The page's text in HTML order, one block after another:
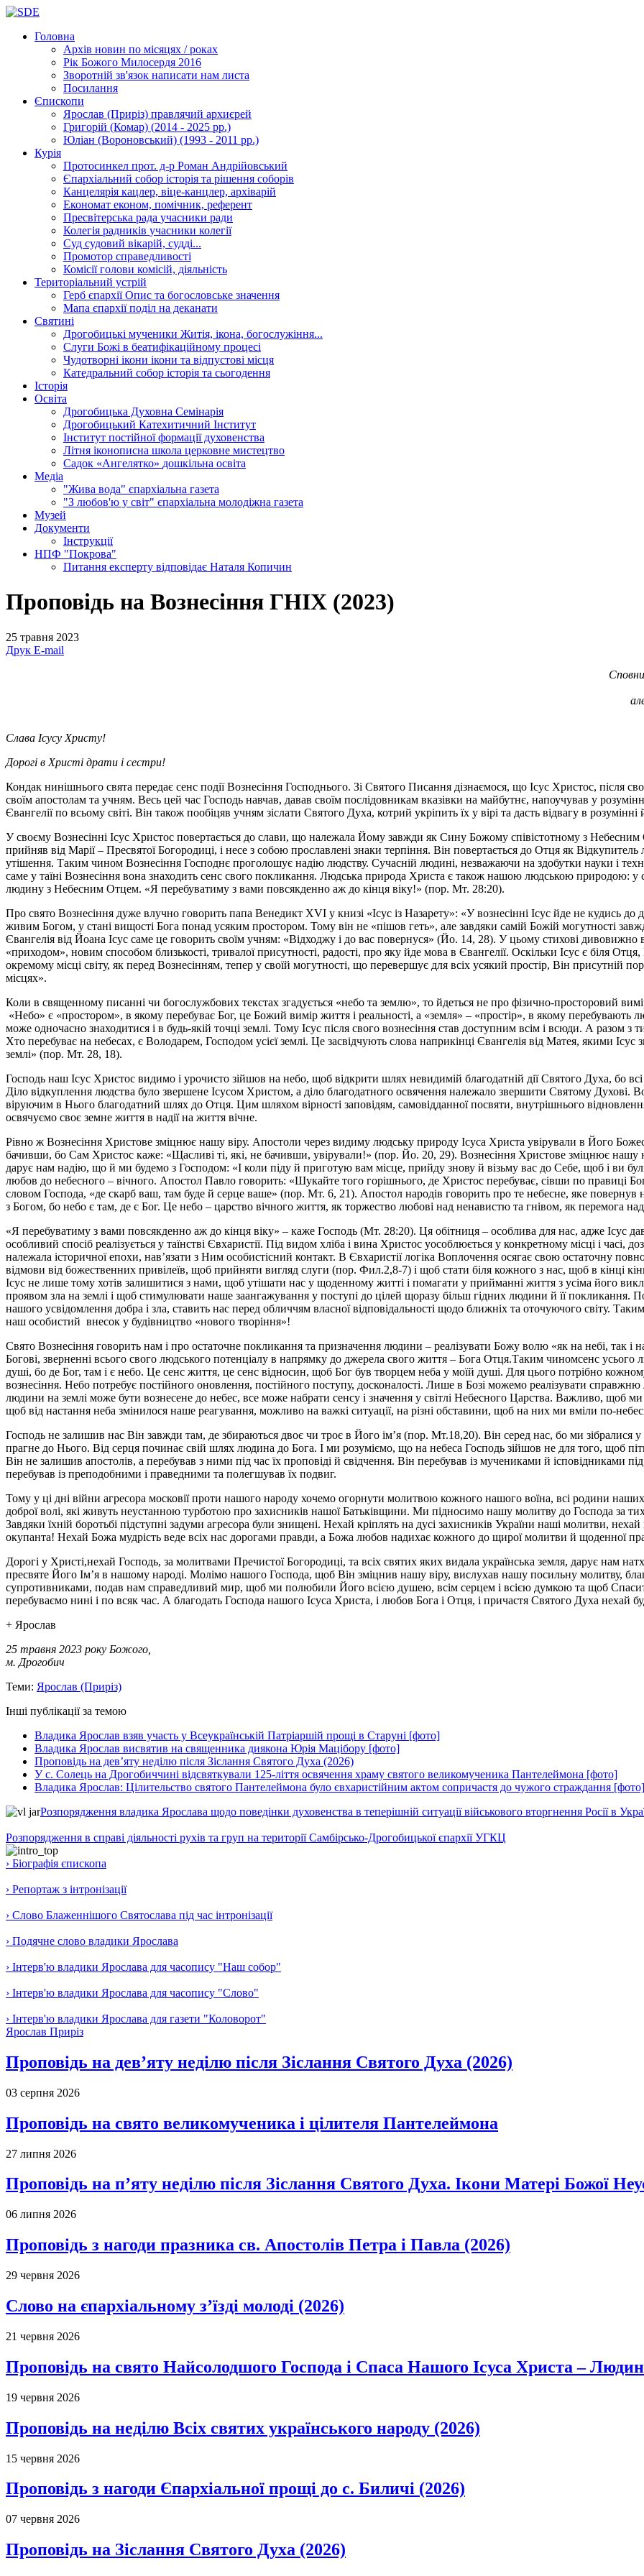
Головна
Архів новин по місяцях / роках
Рік Божого Милосердя 2016
Зворотній зв'язок написати нам листа
Посилання
Єпископи
Ярослав (Приріз) правлячий архиєрей
Григорій (Комар) (2014 - 2025 рр.)
Юліан (Вороновський) (1993 - 2011 рр.)
Курія
Протосинкел прот. д-р Роман Андрійовський
Єпархіальний собор історія та рішення соборів
Канцелярія кацлер, віце-канцлер, архіварій
Економат економ, помічник, референт
Пресвітерська рада учасники ради
Колегія радників учасники колегії
Суд судовий вікарій, судді...
Промотор справедливості
Комісіїголови комісій, діяльність
Територіальний устрій
Герб єпархіїОпис та богословське значення
Мапа єпархіїподіл на деканати
Святині
Дрогобицькі мученики Житія, ікона, богослужіння...
Слуги Божі в беатифікаційному процесі
Чудотворні ікони ікони та відпустові місця
Катедральний собор історія та сьогодення
Історія
Освіта
Дрогобицька Духовна Семінарія
Дрогобицький Катехитичний Інститут
Інститут постійної формації духовенства
Літня іконописна школа церковне мистецтво
Садок «Ангелятко» дошкільна освіта
Медіа
"Жива вода" єпархіальна газета
"З любов'ю у світ" єпархіальна молодіжна газета
Музей
Документи
Інструкції
НПФ "Покрова"
Питання експерту відповідає Наталя Копичин
Проповідь на Вознесіння ГНІХ (2023)
25 травня 2023
Друк E-mail
Слава Ісусу Христу!
Дорогі в Христі драти і сестри!
Кондак нинішнього свята передає сенс події Вознесіння Господнього. Зі Святого Писання дізнаємося, що Ісус Христос, після
своїм апостолам та учням. Весь цей час Господь навчав, давав своїм послідовникам вказівки на майбутнє, напоучував у
Євангелії по всьому світі. Він також пообіцяв учням зіслати Святого Духа, котрий укріпить їх у вірі та дасть відвагу в розумінні
У своєму Вознесінні Ісус Христос повертається до слави, що належала Йому завжди як Сину Божому співістотному з Небесним
прийняв від Марії – Пресвятої Богородиці, і несе з собою прославлені знаки терпіння. Він повертається до Отця як
утішення. Таким чином Вознесіння Господнє проголошує надію людству. Сучасній людині, незважаючи на здобутки науки і
саме у таїні Вознесіння вона знаходить сенс свого покликання. Людська природа Христа є також нашою людською природою: у
людину з Небесним Отцем. «Я перебуватиму з вами повсякденно аж до кінця віку!» (пор. Мт. 28:20).
Про свято Вознесіння дуже влучно говорить папа Венедикт XVI у книзі «Ісус із Назарету»: «У вознесінні Ісус йде не кудись до
живим Богом, у стані вищості Бога понад усяким простором. Тому він не «пішов геть», але завдяки самій Божій могутності
Євангелія від Йоана Ісус саме це говорить своїм учням: «Відходжу і до вас повернуся» (Йо. 14, 28). У цьому стихові дивовижно
«приходом», новим способом близькості, тривалої присутності, радості, про яку йде мова в Євангелії. Оскільки Ісус є біля
окремому місці світу, як перед Вознесінням, тепер у своїй могутності, що перевершує для всіх усякий простір, Він присутній
місцях».
Коли в священному писанні чи богослужбових текстах згадується «небо та землю», то йдеться не про фізично-просторовий
«Небо» є «простором», в якому перебуває Бог, це Божий вимір життя і реальності, а «земля» – «простір», в якому перебувають
може одночасно знаходитися і в будь-якій точці землі. Тому Ісус після свого вознесіння став доступним всім і всюди. А разом з
Хто перебуває на небесах, є Володарем, Господом усієї землі. Це засвідчують слова наприкінці Євангелія від Матея, якими Ісус
землі» (пор. Мт. 28, 18).
Господь наш Ісус Христос видимо і урочисто зійшов на небо, щоб відкрити шлях невидимій благодатній дії Святого Духа, бо
Діло відкуплення людства було звершене Ісусом Христом, а діло благодатного освячення належало звершити Святому Духові.
віруючим в Нього благодатний шлях до Отця. Цим шляхом вірності заповідям, самовідданної посвяти, внутрішнього
освячуємо своє земне життя в надії на життя вічне.
Рівно ж Вознесіння Христове зміцнює нашу віру. Апостоли через видиму людську природу Ісуса Христа увірували в Його
бачивши, бо Сам Христос каже: «Щасливі ті, які, не бачивши, увірували!» (пор. Йо. 20, 29). Вознесіння Христове зміцнює
дарує нам надію, що й ми будемо з Господом: «І коли піду й приготую вам місце, прийду знову й візьму вас до Себе, щоб і ви
любов до небесного – вічного. Апостол Павло говорить: «Шукайте того горішнього, де Христос перебуває, сівши по правиці
словом Господа, «де скарб ваш, там буде й серце ваше» (пор. Мт. 6, 21). Апостол народів говорить про те небесне, яке повернув
з Богом, бо небо є там, де є Бог. Це небо – царство вічного життя, як торжество любові над ненавистю та гнівом, як перемога
«Я перебуватиму з вами повсякденно аж до кінця віку» – каже Господь (Мт. 28:20). Ця обітниця – особлива для нас, адже Ісус
особливий спосіб реалізується у таїнстві Євхаристії. Під видом хліба і вина Христос уособлюється у конкретному місці і часі,
належала історичної епохи, нав’язати з Ним особистісний контакт. В Євхаристії логіка Воплочення осягає свою остаточну
відмови від божественних привілеїв, щоб прийняти вигляд слуги (пор. Фил.2,8-7) і щоб стати біля кожного з нас, щоб в кінці
Ісус не лише тому хотів залишитися з нами, щоб утішати нас у щоденному житті і помагати у прийманні життя з усіма його
проявом зла на землі і щоб стимулювати наше заангажування у поступі до цілей щоразу більш гідних людини й її покликання.
нашого усвідомлення добра і зла, ставить нас перед обличчям власної відповідальності щодо ближніх та оточуючого світу.
наш особистий внесок у будівництво «нового творіння»!
Свято Вознесіння говорить нам і про остаточне покликання та призначення людини – реалізувати Божу волю «як на небі, так
Богові, зверненні всього свого людського потенціалу в напрямку до джерела свого життя – Бога Отця.Таким чиномсенс
душі, бо де Бог, там і є небо. Це сенс життя, це сенс відносин, щоб Бог був творцем неба у моїй душі. Для цього потрібно
вознесіння. Небо потребує постійного оновлення, постійного поступу, досконалості. Лише в Бозі можемо реалізувати
людини на землі може бути вознесене до небес, все може набрати сенсу і значення у світлі Небесного Царства. Важливо, щоб
щоб від настання неба змінилося наше реагування, можливо на важкі ситуації, на різні обставини, щоб на них ми вміли по-
Господь не залишив нас Він завжди там, де збираються двоє чи троє в Його ім’я (пор. Мт.18,20). Він серед нас, бо ми зібралися
прагне до Нього. Від серця починає свій шлях людина до Бога. І ми розуміємо, що на небеса Господь зійшов не для того, щоб
Він не залишив апостолів, а перебував з ними під час їх проповіді й свідчення. Він перебував із мучениками й ісповідниками
перебував із преподобними і праведними та полегшував їх подвиг.
Тому у ці дні війни агресора московії проти нашого народу хочемо огорнути молитвою кожного нашого воїна, всі родини
доброї волі, які живуть неустанною турботою про захисників нашої Батьківщини. Ми підносимо нашу молитву до Господа за
Завдяки їхній боротьбі підступні задуми агресора були знищені. Нехай кріплять на дусі захисників України наші молитви,
окупанта! Нехай Божа мудрість веде всіх нас дорогами правди, а Божа любов надихає кожного до щирої молитви й щоденної
Дорогі у Христі,нехай Господь, за молитвами Пречистої Богородиці, та всіх святих яких видала українська земля, дарує нам
пресвяте Його Ім’я в нашому народі. Молімо нашого Господа, щоб Він зміцнив нашу віру, вислухав нашу посильну молитву,
супротивниками, подав нам справедливий мир, щоб ми полюбили Його всією душею, всім серцем і всією думкою та щоб
перебуваємо нині і по всяк час. А благодать Господа нашого Ісуса Христа, і любов Бога і Отця, і причастя Святого Духа нехай
+ Ярослав
25 травня 2023 року Божого,
м. Дрогобич
Теми: Ярослав (Приріз)
Інші публікації за темою
Владика Ярослав взяв участь у Всеукраїнській Патріаршій прощі в Старуні [фото]
Владика Ярослав висвятив на священника диякона Юрія Мацібору [фото]
Проповідь на дев’яту неділю після Зіслання Святого Духа (2026)
У с. Солець на Дрогобиччині відсвяткували 125-ліття освячення храму святого великомученика Пантелеймона [фото]
Владика Ярослав: Цілительство святого Пантелеймона було євхаристійним актом сопричастя до чужого страждання [фото]
Розпорядження владика Ярослава щодо поведінки духовенства в теперішній ситуації військового вторгнення Росії в
Розпорядження в справі діяльності рухів та груп на території Самбірсько-Дрогобицької єпархії УГКЦ
› Біографія єпископа
› Репортаж з інтронізації
› Слово Блаженнішого Святослава під час інтронізації
› Подячне слово владики Ярослава
› Інтерв'ю владики Ярослава для часопису "Наш собор"
› Інтерв'ю владики Ярослава для часопису "Слово"
› Інтерв'ю владики Ярослава для газети "Коловорот"
Ярослав Приріз
Проповідь на дев’яту неділю після Зіслання Святого Духа (2026)
03 серпня 2026
Проповідь на свято великомученика і цілителя Пантелеймона
27 липня 2026
Проповідь на п’яту неділю після Зіслання Святого Духа. Ікони Матері Божої
06 липня 2026
Проповідь з нагоди празника св. Апостолів Петра і Павла (2026)
29 червня 2026
Слово на єпархіальному з’їзді молоді (2026)
21 червня 2026
Проповідь на свято Найсолодшого Господа і Спаса Нашого Ісуса Христа –
19 червня 2026
Проповідь на неділю Всіх святих українського народу (2026)
15 червня 2026
Проповідь з нагоди Єпархіальної прощі до с. Биличі (2026)
07 червня 2026
Проповідь на Зіслання Святого Духа (2026)